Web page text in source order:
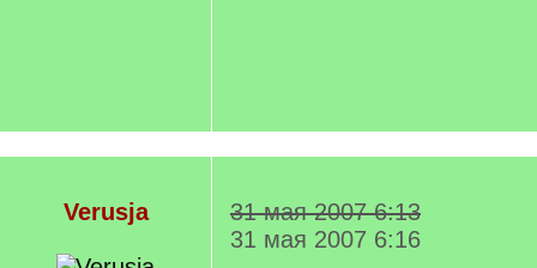
Verusja
31 мая 2007 6:13
31 мая 2007 6:16